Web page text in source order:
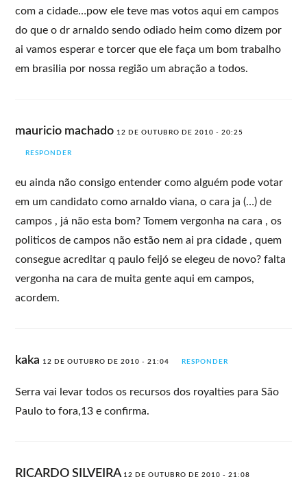
com a cidade…pow ele teve mas votos aqui em campos
do que o dr arnaldo sendo odiado heim como dizem por
ai vamos esperar e torcer que ele faça um bom trabalho
em brasilia por nossa região um abração a todos.
mauricio machado 12 DE OUTUBRO DE 2010 - 20:25
RESPONDER
eu ainda não consigo entender como alguém pode votar
em um candidato como arnaldo viana, o cara ja (…) de
campos , já não esta bom? Tomem vergonha na cara , os
politicos de campos não estão nem ai pra cidade , quem
consegue acreditar q paulo feijó se elegeu de novo? falta
vergonha na cara de muita gente aqui em campos,
acordem.
kaka 12 DE OUTUBRO DE 2010 - 21:04 RESPONDER
Serra vai levar todos os recursos dos royalties para São
Paulo to fora,13 e confirma.
RICARDO SILVEIRA 12 DE OUTUBRO DE 2010 - 21:08